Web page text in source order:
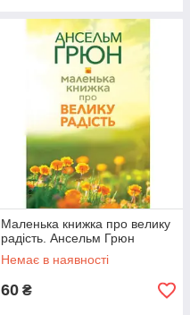
Маленька книжка про велику
радість. Ансельм Грюн
Немає в наявності
60 ₴